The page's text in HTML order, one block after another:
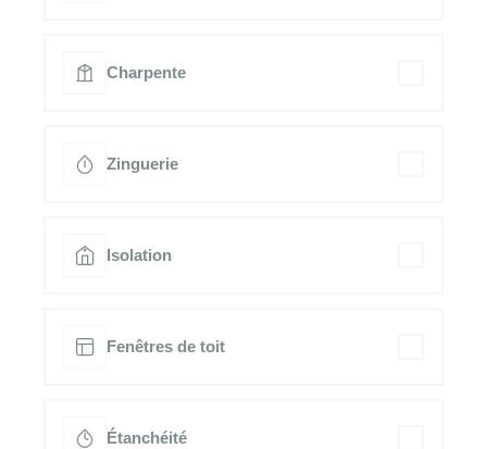
Charpente
Zinguerie
Isolation
Fenêtres de toit
Étanchéité